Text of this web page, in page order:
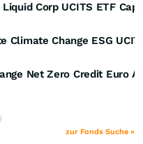
Liquid Corp UCITS ETF
Climate Change ESG
Net Zero Credit Euro
zur Fonds Suche »